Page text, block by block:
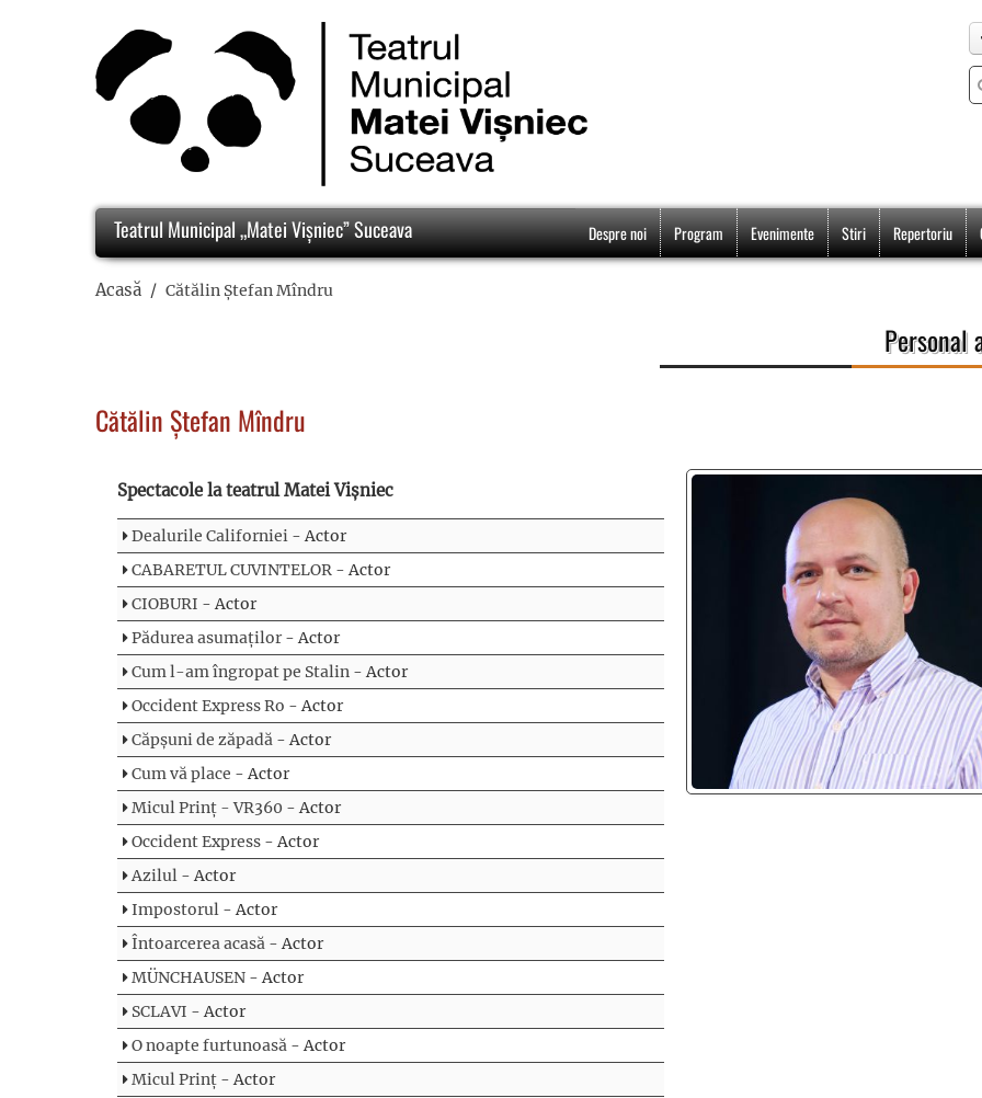
Teatrul Municipal „Matei Vișniec” Suceava Despre noi Program Evenimente Stiri Repertoriu
Acasă Cătălin Ștefan Mîndru
Personal
Cătălin Ștefan Mîndru
Spectacole la teatrul Matei Vișniec
Dealurile Californiei - Actor
CABARETUL CUVINTELOR - Actor
CIOBURI - Actor
Pădurea asumaților - Actor
Cum l-am îngropat pe Stalin - Actor
Occident Express Ro - Actor
Căpșuni de zăpadă - Actor
Cum vă place - Actor
Micul Prinț - VR360 - Actor
Occident Express - Actor
Azilul - Actor
Impostorul - Actor
Întoarcerea acasă - Actor
MÜNCHAUSEN - Actor
SCLAVI - Actor
O noapte furtunoasă - Actor
Micul Prinț - Actor